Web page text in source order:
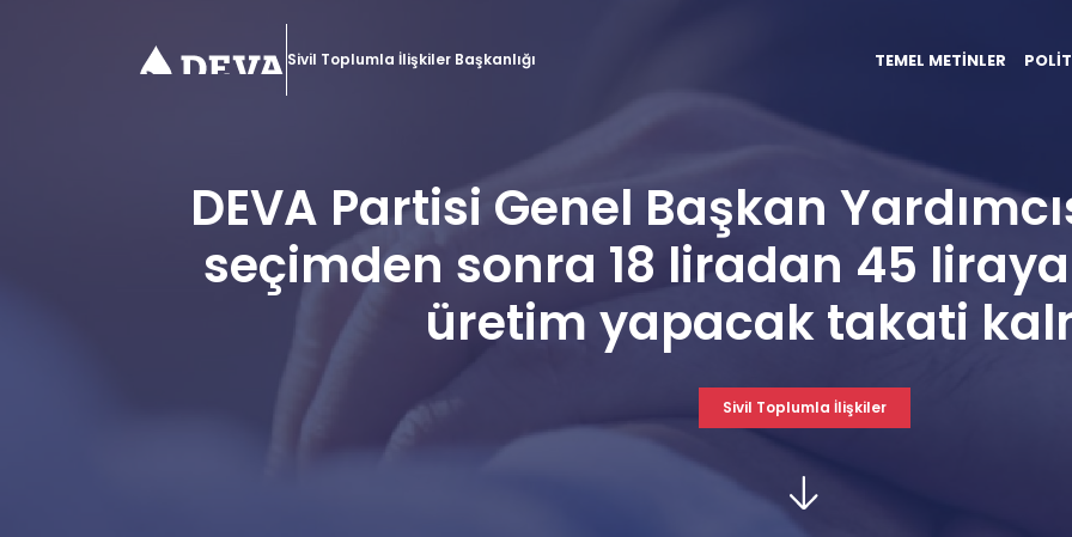
Sivil Toplumla İlişkiler Başkanlığı TEMEL METİNLER
DEVA Partisi Genel Başkan
seçimden sonra 18 liradan 45
üretim yapacak takati
Sivil Toplumla İlişkiler